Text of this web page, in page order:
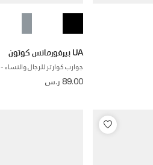
UA بيرفورمانس كوتون
جوارب كوارتر للرجال والنساء - 3 أزواج
89.00 ر.س